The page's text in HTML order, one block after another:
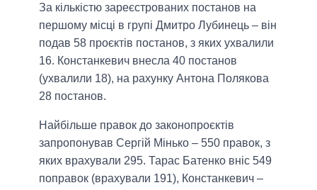
За кількістю зареєстрованих постанов на
першому місці в групі Дмитро Лубинець – він
подав 58 проєктів постанов, з яких ухвалили
16. Констанкевич внесла 40 постанов
(ухвалили 18), на рахунку Антона Полякова
28 постанов.
Найбільше правок до законопроєктів
запропонував Сергій Мінько – 550 правок, з
яких врахували 295. Тарас Батенко вніс 549
поправок (врахували 191), Констанкевич –